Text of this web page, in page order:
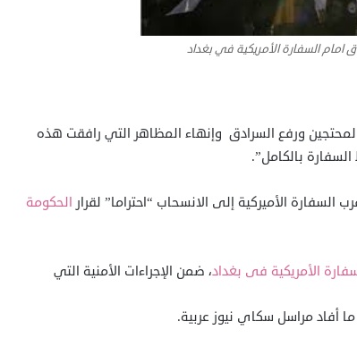
امام السفارة الأمريكية في بغداد
ورفع السرادق وإنهاء المظاهر التي رافقت هذه
السفارة بالكامل”.
الأميركية إلى الانسحاب “احتراما” لقرار الحكومة
الأمريكية فى بغداد، ضمن الإجراءات الأمنية التي
أفاد مراسل سكاي نيوز عربية.